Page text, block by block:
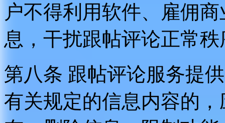
户不得利用软件、雇佣
息，干扰跟帖评论正常
第八条 跟帖评论服务提
有关规定的信息内容的